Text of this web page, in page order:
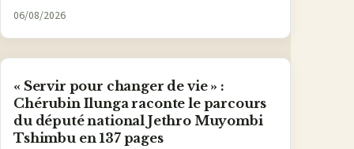
06/08/2026
« Servir pour changer de vie » :
Chérubin Ilunga raconte le parcours
du député national Jethro Muyombi
Tshimbu en 137 pages